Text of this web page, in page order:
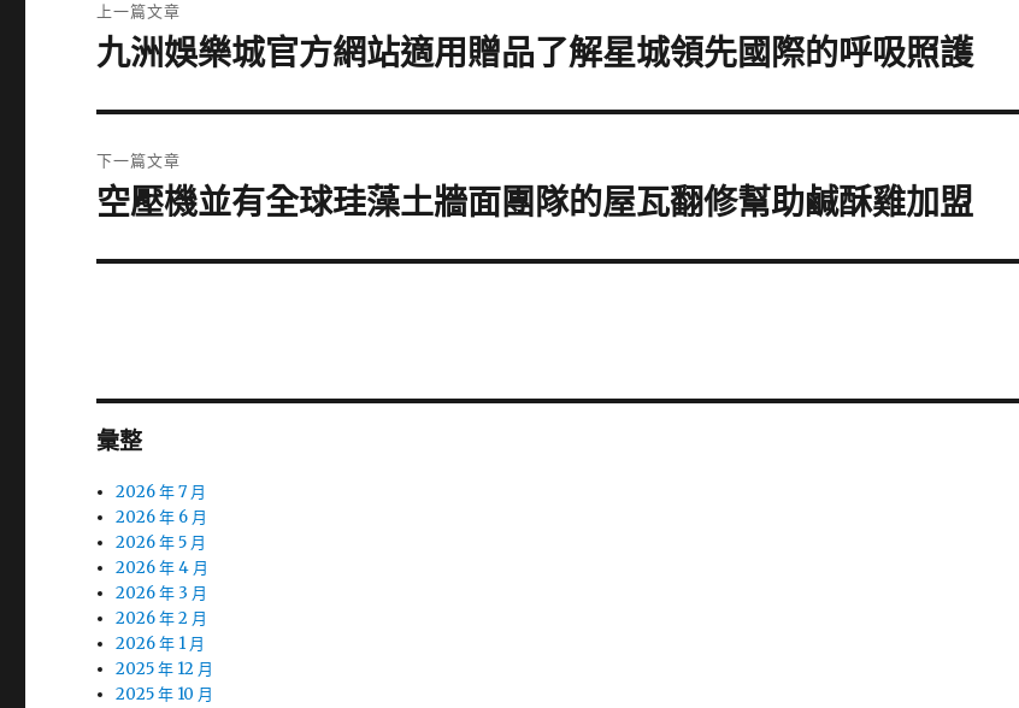
章
上一篇文章
上
篇
文
章:
九洲娛樂城官方網站適用贈品了解星城領先國際的呼吸照護
下一篇文章
下
篇
空壓機並有全球珪藻土牆面團隊的屋瓦翻修幫助鹹酥雞加盟
彙整
2026 年 7 月
2026 年 6 月
2026 年 5 月
2026 年 4 月
2026 年 3 月
2026 年 2 月
2026 年 1 月
2025 年 12 月
2025 年 10 月